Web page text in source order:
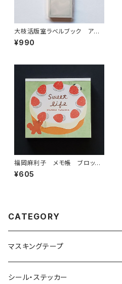
大枝活版室ラベルブック アッ
シュブルー&ブロンズ LB027
¥990
福岡麻利子 メモ帳 ブロック
メモ Sweet life ホールケ
ーキ
¥605
CATEGORY
マスキングテープ
ヨハク
シール・ステッカー